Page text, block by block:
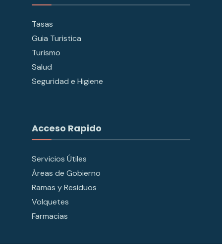
Tasas
Guia Turistica
Turismo
Salud
Seguridad e Higiene
Acceso Rapido
Servicios Útiles
Áreas de Gobierno
Ramas y Residuos
Volquetes
Farmacias